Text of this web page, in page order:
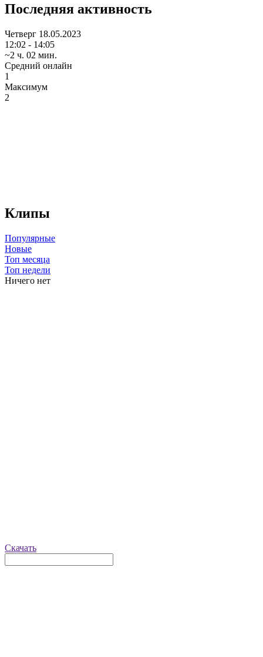
Последняя активность
Четверг 18.05.2023
12:02 - 14:05
~2 ч. 02 мин.
Средний онлайн
1
Максимум
2
Клипы
Популярные
Новые
Топ месяца
Топ недели
Ничего нет
Скачать